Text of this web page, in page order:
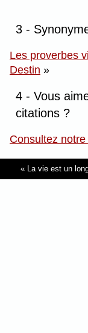
3 -
Les proverbes
Destin »
4 - Vous
citations ?
Consultez
La vie est un